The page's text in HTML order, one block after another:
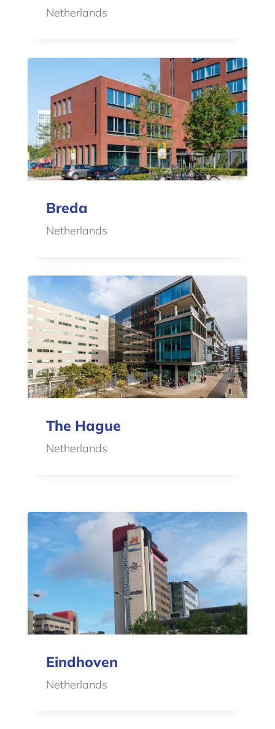
Netherlands
Breda
Netherlands
The Hague
Netherlands
Eindhoven
Netherlands